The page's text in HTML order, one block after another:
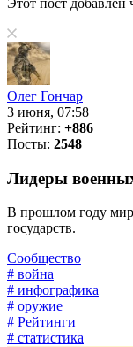
Этот пост добавлен
Олег Гончар
3 июня, 07:58
Рейтинг: +886
Посты: 2548
Лидеры
В прошлом году
государств.
Сообщество
# война
# инфографика
# оружие
# Рейтинги
# статистика